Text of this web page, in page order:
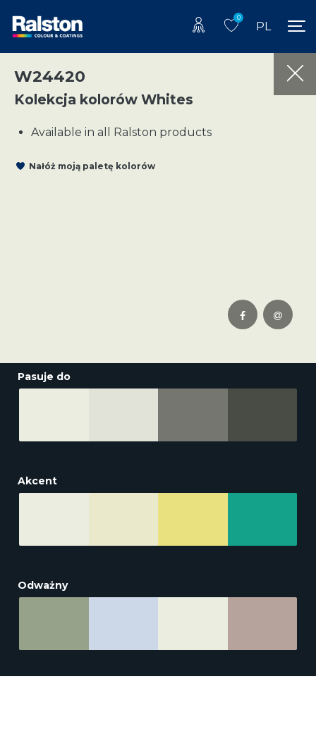
0
PL
W24420
Kolekcja kolorów Whites
Available in all Ralston products
Nałóż moją paletę kolorów
Pasuje do
Akcent
Odważny